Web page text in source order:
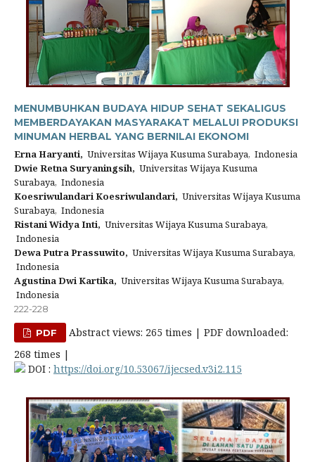
MENUMBUHKAN BUDAYA HIDUP SEHAT SEKALIGUS
MEMBERDAYAKAN MASYARAKAT MELALUI PRODUKSI
MINUMAN HERBAL YANG BERNILAI EKONOMI
Erna Haryanti, Universitas Wijaya Kusuma Surabaya, Indonesia
Dwie Retna Suryaningsih, Universitas Wijaya Kusuma
Surabaya, Indonesia
Koesriwulandari Koesriwulandari, Universitas Wijaya Kusuma
Surabaya, Indonesia
Ristani Widya Inti, Universitas Wijaya Kusuma Surabaya,
Indonesia
Dewa Putra Prassuwito, Universitas Wijaya Kusuma Surabaya,
Indonesia
Agustina Dwi Kartika, Universitas Wijaya Kusuma Surabaya,
Indonesia
222-228
PDF
Abstract views: 265 times | PDF downloaded:
268 times |
DOI : https://doi.org/10.53067/ijecsed.v3i2.115